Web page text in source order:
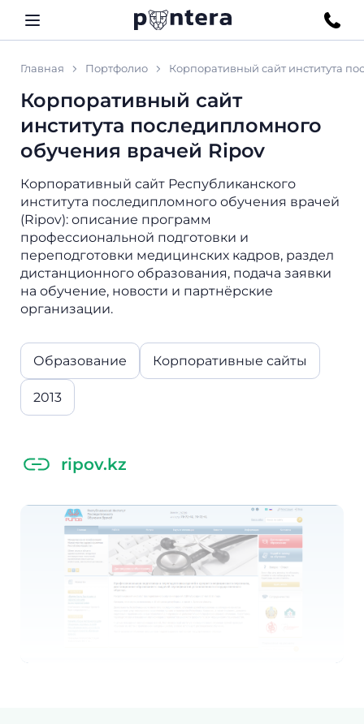
Главная Портфолио Корпоративный сайт института
Корпоративный сайт
института последипломного
обучения врачей Ripov
Корпоративный сайт Республиканского
института последипломного обучения врачей
(Ripov): описание программ
профессиональной подготовки и
переподготовки медицинских кадров, раздел
дистанционного образования, подача заявки
на обучение, новости и партнёрские
организации.
Образование Корпоративные сайты
2013
ripov.kz